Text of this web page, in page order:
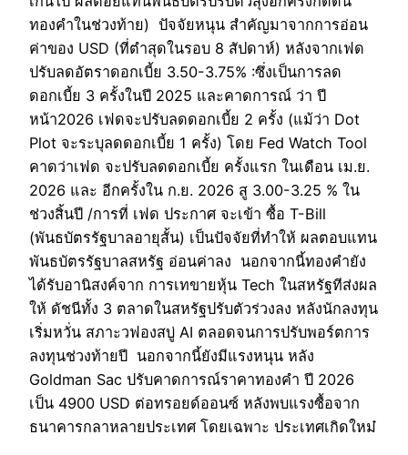
ทองคำในช่วงท้าย) ปัจจัยหนุน สำคัญมาจากการอ่อน
ค่าของ USD (ที่ตำสุดในรอบ 8 สัปดาห์) หลังจากเฟด
ปรับลดอัตราดอกเบี้ย 3.50-3.75% :ซึ่งเป็นการลด
ดอกเบี้ย 3 ครั้งในปี 2025 และคาดการณ์ ว่า ปี
หน้า2026 เฟดจะปรับลดดอกเบี้ย 2 ครั้ง (แม้ว่า Dot
Plot จะระบุลดดอกเบี้ย 1 ครั้ง) โดย Fed Watch Tool
คาดว่าเฟด จะปรับลดดอกเบี้ย ครั้งแรก ในเดือน เม.ย.
2026 และ อีกครั้งใน ก.ย. 2026 สู 3.00-3.25 % ใน
ช่วงสิ้นปี /การที่ เฟด ประกาศ จะเข้า ซื้อ T-Bill
(พันธบัตรรัฐบาลอายุสั้น) เป็นปัจจัยที่ทำให้ ผลตอบแทน
พันธบัตรรัฐบาลสหรัฐ อ่อนค่าลง นอกจากนี้ทองคำยัง
ได้รับอานิสงค์จาก การเทขายหุ้น Tech ในสหรัฐทีส่งผล
ให้ ดัชนีทั้ง 3 ตลาดในสหรัฐปรับตัวร่วงลง หลังนักลงทุน
เริ่มหวั่น สภาะวฟองสบู่ AI ตลอดจนการปรับพอร์ตการ
ลงทุนช่วงท้ายปี นอกจากนี้ยังมีแรงหนุน หลัง
Goldman Sac ปรับคาดการณ์ราคาทองคำ ปี 2026
เป็น 4900 USD ต่อทรอยด์ออนซ์ หลังพบแรงซื้อจาก
ธนาคารกลาหลายประเทศ โดยเฉพาะ ประเทศเกิดใหม๋